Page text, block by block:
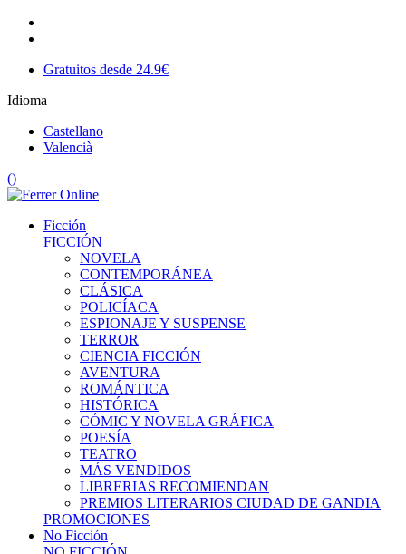
Gratuitos desde 24.9€
Idioma
Castellano
Valencià
()
Ficción
FICCIÓN
NOVELA
CONTEMPORÁNEA
CLÁSICA
POLICÍACA
ESPIONAJE Y SUSPENSE
TERROR
CIENCIA FICCIÓN
AVENTURA
ROMÁNTICA
HISTÓRICA
CÓMIC Y NOVELA GRÁFICA
POESÍA
TEATRO
MÁS VENDIDOS
LIBRERIAS RECOMIENDAN
PREMIOS LITERARIOS CIUDAD DE GANDIA
PROMOCIONES
No Ficción